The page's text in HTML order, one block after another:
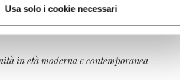
Usa solo i cookie necessari
2018
in età moderna e contemporanea